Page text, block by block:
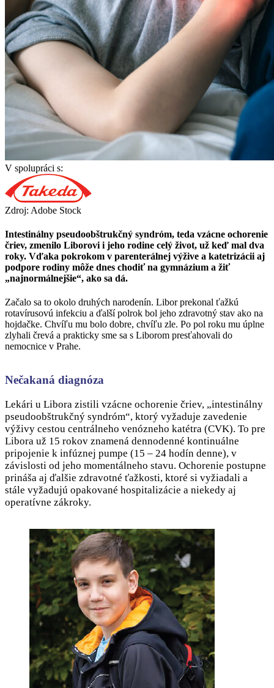
V spolupráci s:
Zdroj: Adobe Stock
Intestinálny pseudoobštrukčný syndróm, teda vzácne ochorenie
čriev, zmenilo Liborovi i jeho rodine celý život, už keď mal dva
roky. Vďaka pokrokom v parenterálnej výžive a katetrizácii aj
podpore rodiny môže dnes chodiť na gymnázium a žiť
„najnormálnejšie“, ako sa dá.
Začalo sa to okolo druhých narodenín. Libor prekonal ťažkú
rotavírusovú infekciu a ďalší polrok bol jeho zdravotný stav ako na
hojdačke. Chvíľu mu bolo dobre, chvíľu zle. Po pol roku mu úplne
zlyhali črevá a prakticky sme sa s Liborom presťahovali do
nemocnice v Prahe.
Nečakaná diagnóza
Lekári u Libora zistili vzácne ochorenie čriev, „intestinálny
pseudoobštrukčný syndróm“, ktorý vyžaduje zavedenie
výživy cestou centrálneho venózneho katétra (CVK). To pre
Libora už 15 rokov znamená dennodenné kontinuálne
pripojenie k infúznej pumpe (15 – 24 hodín denne), v
závislosti od jeho momentálneho stavu. Ochorenie postupne
prináša aj ďalšie zdravotné ťažkosti, ktoré si vyžiadali a
stále vyžadujú opakované hospitalizácie a niekedy aj
operatívne zákroky.